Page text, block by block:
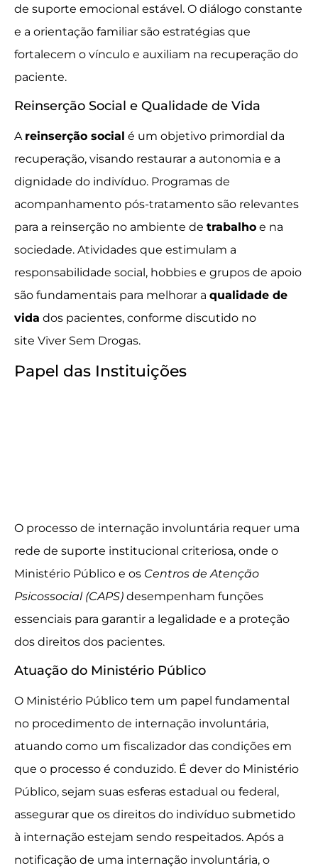
de suporte emocional estável. O diálogo constante
e a orientação familiar são estratégias que
fortalecem o vínculo e auxiliam na recuperação do
paciente.
Reinserção Social e Qualidade de Vida
A reinserção social é um objetivo primordial da
recuperação, visando restaurar a autonomia e a
dignidade do indivíduo. Programas de
acompanhamento pós-tratamento são relevantes
para a reinserção no ambiente de trabalho e na
sociedade. Atividades que estimulam a
responsabilidade social, hobbies e grupos de apoio
são fundamentais para melhorar a qualidade de
vida dos pacientes, conforme discutido no
site Viver Sem Drogas.
Papel das Instituições
O processo de internação involuntária requer uma
rede de suporte institucional criteriosa, onde o
Ministério Público e os Centros de Atenção
Psicossocial (CAPS) desempenham funções
essenciais para garantir a legalidade e a proteção
dos direitos dos pacientes.
Atuação do Ministério Público
O Ministério Público tem um papel fundamental
no procedimento de internação involuntária,
atuando como um fiscalizador das condições em
que o processo é conduzido. É dever do Ministério
Público, sejam suas esferas estadual ou federal,
assegurar que os direitos do indivíduo submetido
à internação estejam sendo respeitados. Após a
notificação de uma internação involuntária, o